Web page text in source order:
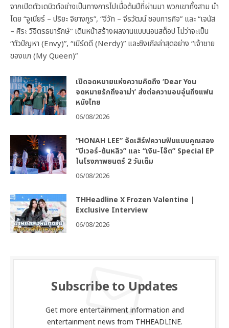
จากเปิดตัวเดบิวต์อย่างเป็นทางการไปเมื่อต้นปีที่ผ่านมา พวกเขาทั้งสาม นำ
โดย “จูเนียร์ – ปริยะ จิยางกูร”, “จีวัท – จีรวัฒน์ ชอบการกิจ” และ “เจนัส
– ศิระ วิจิตรธนารักษ์” เดินหน้าสร้างผลงานแบบนอนสต็อป ไม่ว่าจะเป็น
“ตัวปัญหา (Envy)”, “เนิร์ดดี (Nerdy)” และซิงเกิลล่าสุดอย่าง “เจ้าชาย
ของแก (My Queen)”
เปิดจดหมายแห่งความคิดถึง ‘Dear You
จดหมายรักถึงอาม่า’ ส่งต่อความอบอุ่นถึงแฟน
หนังไทย
06/08/2026
“HONAH LEE” จัดเสิร์ฟความฟินแบบคูณสอง
“บีเวอร์-ต้นหลิว” และ “เงิน-โอ๊ต” Special EP
ในโรงภาพยนตร์ 2 วันเต็ม
06/08/2026
THHeadline X Frozen Valentine |
Exclusive Interview
06/08/2026
Subscribe to Updates
Get more entertainment information and
entertainment news from THHEADLINE.